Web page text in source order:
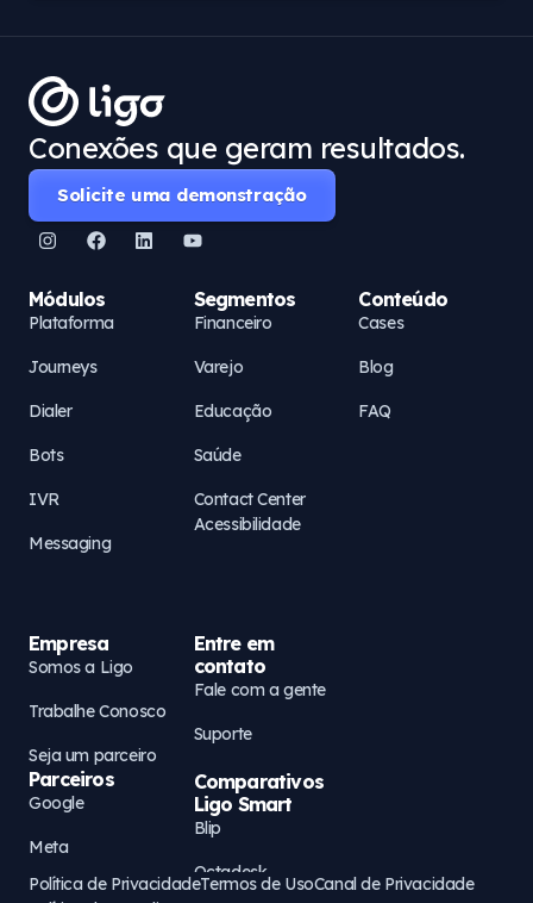
Conexões que geram resultados.
Solicite uma demonstração
Módulos
Plataforma
Journeys
Dialer
Bots
IVR
Messaging
Segmentos
Financeiro
Varejo
Educação
Saúde
Contact Center
Acessibilidade
Conteúdo
Cases
Blog
FAQ
Empresa
Somos a Ligo
Trabalhe Conosco
Seja um parceiro
Parceiros
Google
Meta
AWS
Entre em
contato
Fale com a gente
Suporte
Comparativos
Ligo Smart
Blip
Octadesk
Política de PrivacidadeTermos de UsoCanal de Privacidade